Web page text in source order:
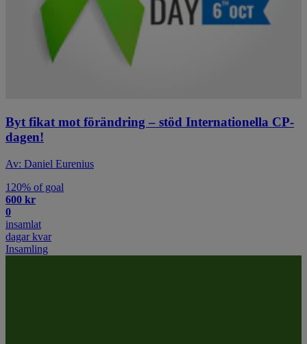
Byt fikat mot förändring – stöd Internationella CP-
dagen!
Av: Daniel Eurenius
120% of goal
600 kr
0
insamlat
dagar kvar
Insamling